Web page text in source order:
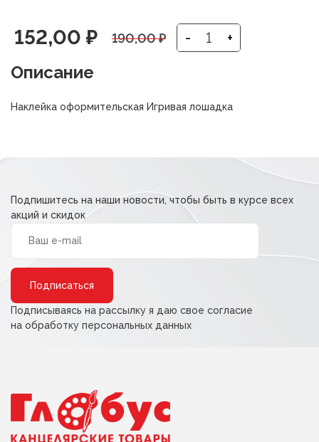
190,00₽
Первоначальная
цена
составляла
152,00 ₽
Текущая
цена:
152,00 ₽.
- +
Описание
Наклейка оформительская Игривая лошадка
Подпишитесь на наши новости, чтобы быть в курсе всех
акций и скидок
Подписываясь на рассылку я даю свое согласие
на обработку персональных данных